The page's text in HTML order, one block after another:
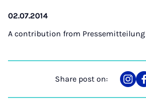
02.07.2014
A contribution from Pressemitteilung
Share post on:
on